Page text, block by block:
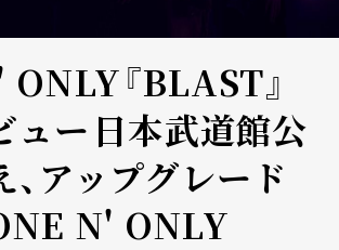
『BLAST』
ー――日本武道館公
アップグレード
N' ONLY